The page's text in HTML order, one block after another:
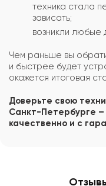
техника стала
зависать;
возникли любые
Чем раньше вы
и быстрее будет
окажется итоговая
Доверьте свою
Санкт-Петербурге –
качественно и с